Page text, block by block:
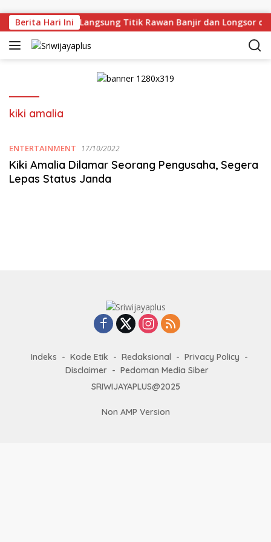
Berita Hari Ini
Deru Tinjau Langsung Titik Rawan Banjir dan Longsor di
kiki amalia
ENTERTAINMENT 17/10/2022
Kiki Amalia Dilamar Seorang Pengusaha, Segera
Lepas Status Janda
Indeks Kode Etik Redaksional
Privacy Policy
Disclaimer
Pedoman Media Siber
SRIWIJAYAPLUS@2025
Non AMP Version